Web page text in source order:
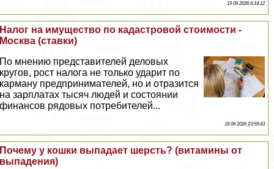
19 06 2026 6:14:12
Налог на имущество по кадастровой стоимости -
Москва (ставки)
По мнению представителей деловых
кругов, рост налога не только ударит по
карману предпринимателей, но и отразится
на зарплатах тысяч людей и состоянии
финансов рядовых потребителей...
18 06 2026 23:59:43
Почему у кошки выпадает шерсть? (витамины от
выпадения)